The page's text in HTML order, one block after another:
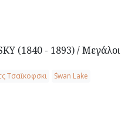
(1840 - 1893) / Μεγάλοι
Τσαϊκοφσκι
΅Swan Lake